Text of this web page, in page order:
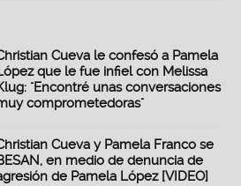
Cueva le confesó a Pamela
que le fue infiel con Melissa
"Encontré unas conversaciones
comprometedoras"
Cueva y Pamela Franco se
en medio de denuncia de
de Pamela López [VIDEO]